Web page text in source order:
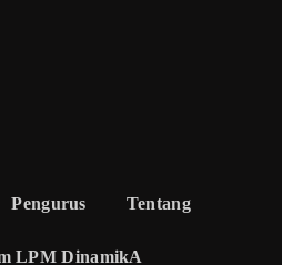
Pengurus Tentang
LPM DinamikA